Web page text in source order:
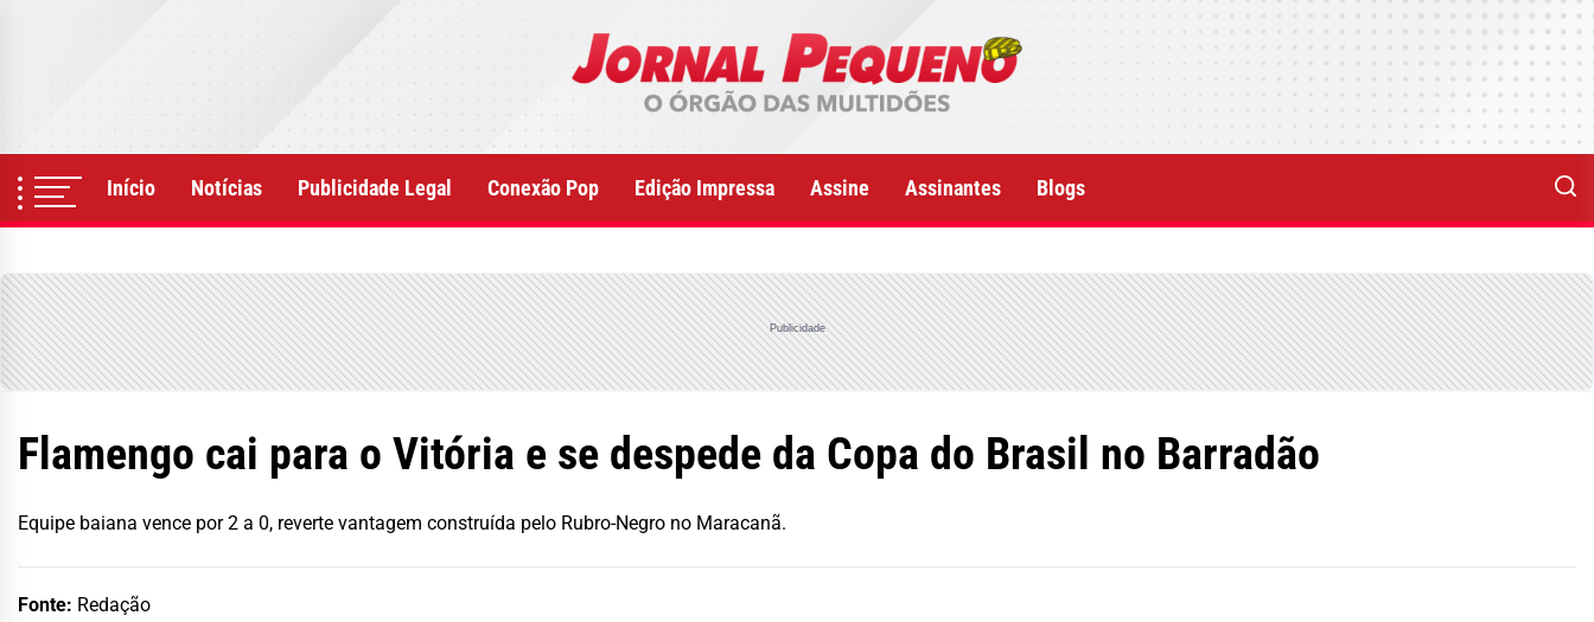
Início Notícias Publicidade Legal Conexão Pop Edição Impressa Assine Assinantes Blogs
Publicidade
Flamengo cai para o Vitória e se despede da Copa do Brasil no Barradão
Equipe baiana vence por 2 a 0, reverte vantagem construída pelo Rubro-Negro no Maracanã.
Fonte: Redação